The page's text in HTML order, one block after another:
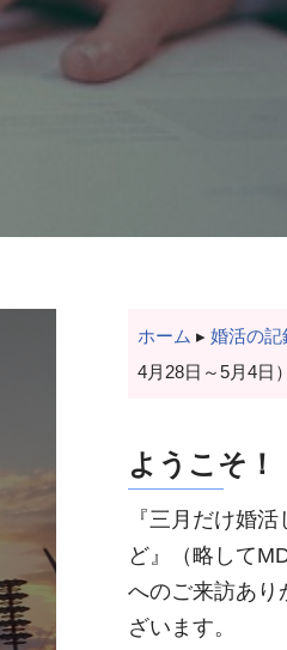
ホーム ▸ 婚活の記
4月28日～5月4日）
ようこそ！
『三月だけ婚活
ど』（略して
へのご来訪あり
ざいます。